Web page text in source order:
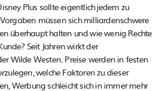
Plus sollte eigentlich jedem zu
müssen sich milliardenschwere
überhaupt halten und wie wenig Rechte
Seit Jahren wirkt der
Wilde Westen. Preise werden in festen
welche Faktoren zu dieser
Werbung schleicht sich in immer mehr